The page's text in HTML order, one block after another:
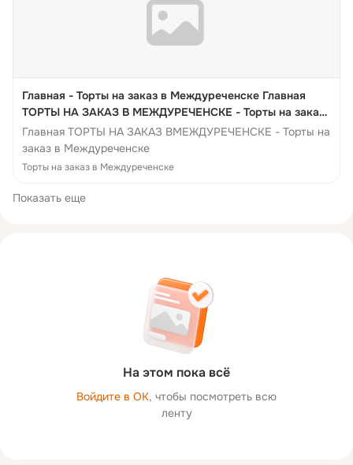
Главная - Торты на заказ в Междуреченске Главная
ТОРТЫ НА ЗАКАЗ В МЕЖДУРЕЧЕНСКЕ - Торты на заказ
в Междуреченске
Главная ТОРТЫ НА ЗАКАЗ ВМЕЖДУРЕЧЕНСКЕ - Торты на
заказ в Междуреченске
Торты на заказ в Междуреченске
Показать еще
На этом пока всё
Войдите в ОК, чтобы посмотреть всю
ленту